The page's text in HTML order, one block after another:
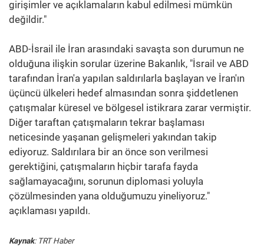
girişimler ve açıklamaların kabul edilmesi mümkün
değildir."
ABD-İsrail ile İran arasındaki savaşta son durumun ne
olduğuna ilişkin sorular üzerine Bakanlık, "İsrail ve ABD
tarafından İran'a yapılan saldırılarla başlayan ve İran'ın
üçüncü ülkeleri hedef almasından sonra şiddetlenen
çatışmalar küresel ve bölgesel istikrara zarar vermiştir.
Diğer taraftan çatışmaların tekrar başlaması
neticesinde yaşanan gelişmeleri yakından takip
ediyoruz. Saldırılara bir an önce son verilmesi
gerektiğini, çatışmaların hiçbir tarafa fayda
sağlamayacağını, sorunun diplomasi yoluyla
çözülmesinden yana olduğumuzu yineliyoruz."
açıklaması yapıldı.
Kaynak: TRT Haber